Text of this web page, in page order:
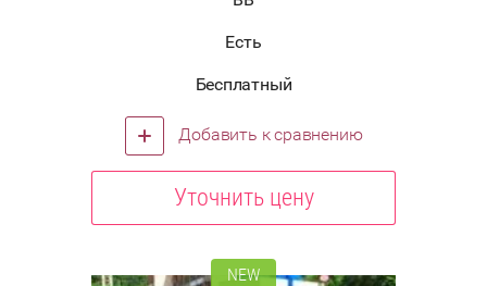
Есть
Бесплатный
Добавить к сравнению
Уточнить цену
NEW